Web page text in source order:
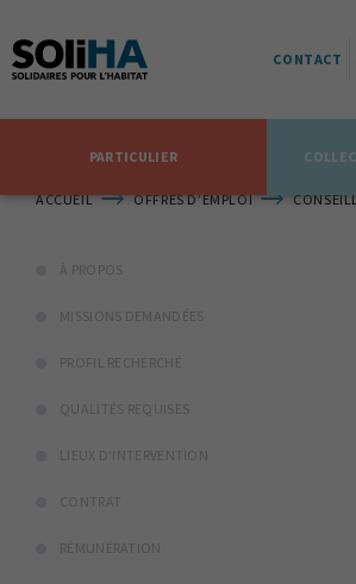
CONTACT
PARTICULIER
ACCUEIL OFFRES D’EMPLOI
À PROPOS
MISSIONS DEMANDÉES
PROFIL RECHERCHÉ
QUALITÉS REQUISES
LIEUX D’INTERVENTION
CONTRAT
RÉMUNÉRATION